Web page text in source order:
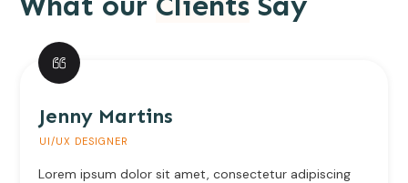
Jenny Martins
UI/UX DESIGNER
Lorem ipsum dolor sit amet, consectetur adipiscing